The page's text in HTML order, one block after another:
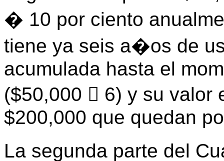
� 10 por ciento
tiene ya seis a�os de
acumulada hasta el
($50,000  6) y su valor
$200,000 que quedan
La segunda parte del